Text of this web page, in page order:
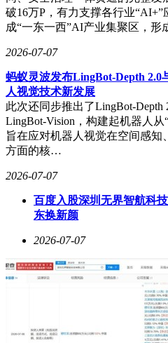
破16万P，有力支撑各行业
成“一东一西”AI产业集聚区，形
2026-07-07
蚂蚁灵波发布LingBot-Depth 2.0
人视觉技术新发展
此次还同步推出了LingBot-
LingBot-Vision，构建起机器人从
旨在应对机器人视觉在空间感
方面的核…
2026-07-07
百度入股深圳无界智航科
东换新颜
2026-07-07